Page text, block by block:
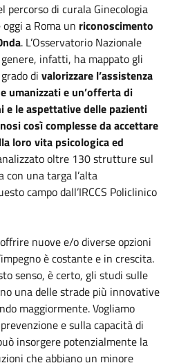
percorso di curala Ginecologia
oggi a Roma un riconoscimento
. L’Osservatorio Nazionale
infatti, ha mappato gli
di valorizzare l’assistenza
umanizzati e un’offerta di
e le aspettative delle pazienti
così complesse da accettare
loro vita psicologica ed
oltre 130 strutture sul
una targa l’alta
campo dall’IRCCS Policlinico
nuove e/o diverse opzioni
è costante e in crescita.
senso, è certo, gli studi sulle
una delle strade più innovative
maggiormente. Vogliamo
e sulla capacità di
insorgere potenzialmente la
che abbiano un minore